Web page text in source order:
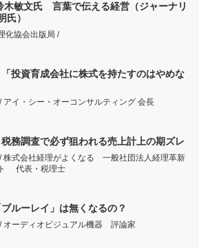
木敏文氏 言葉で伝える経営（ジャーナリ
氏）
化協会出版局 /
投資育成会社に株式を持たすのはやめな
アイ・シー・オーコンサルティング 会長
務調査で必ず狙われる売上計上の期ズレ
株式会社経理がよくなる 一般社団法人経理革新
代表・税理士
ルーレイ」は無くなるの？
オーディオビジュアル機器 評論家